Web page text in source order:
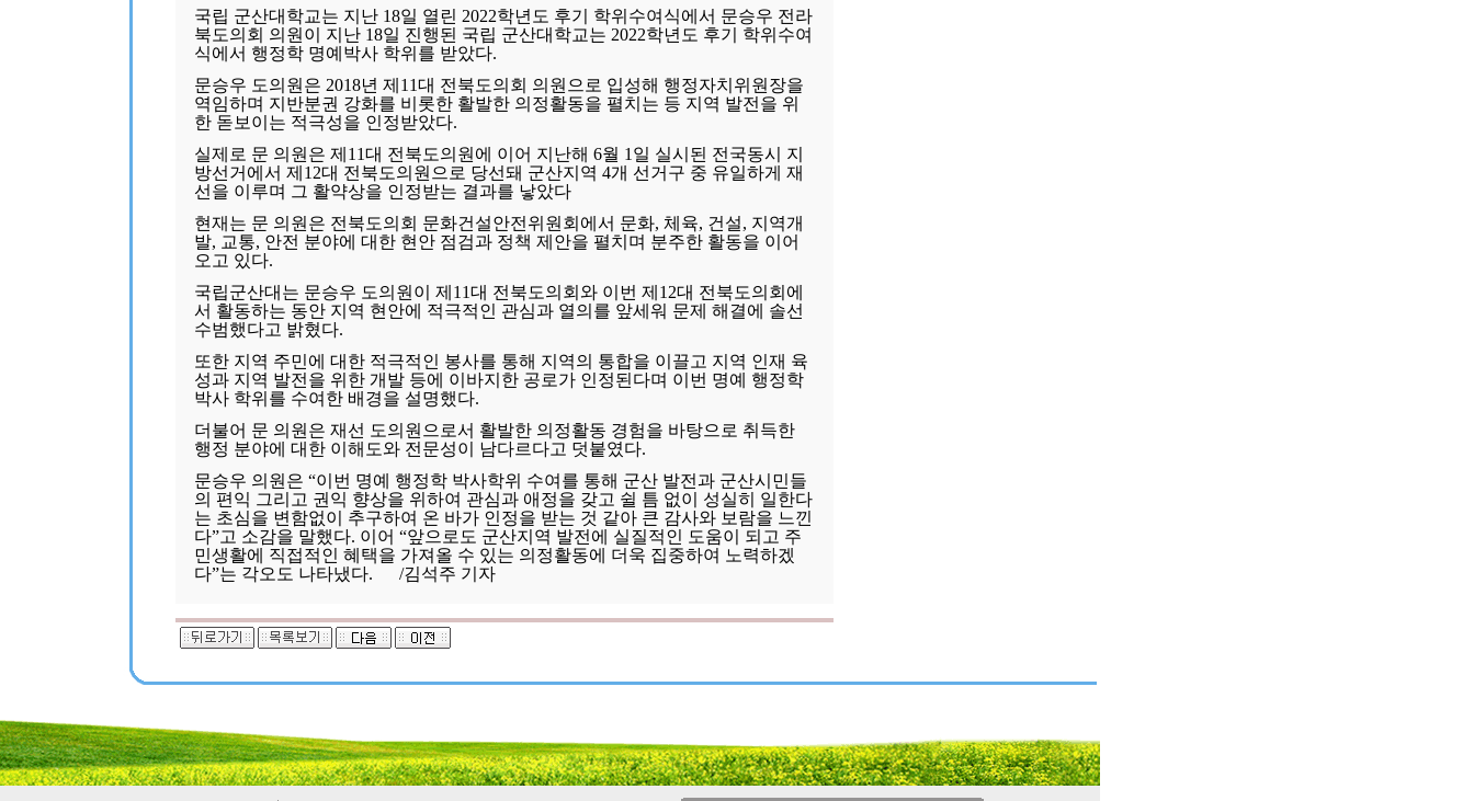
국립 군산대학교는 지난 18일 열린 2022학년도 후기 학위수여식에서 문승우 전라
북도의회 의원이 지난 18일 진행된 국립 군산대학교는 2022학년도 후기 학위수여
식에서 행정학 명예박사 학위를 받았다.
문승우 도의원은 2018년 제11대 전북도의회 의원으로 입성해 행정자치위원장을
역임하며 지반분권 강화를 비롯한 활발한 의정활동을 펼치는 등 지역 발전을 위
한 돋보이는 적극성을 인정받았다.
실제로 문 의원은 제11대 전북도의원에 이어 지난해 6월 1일 실시된 전국동시 지
방선거에서 제12대 전북도의원으로 당선돼 군산지역 4개 선거구 중 유일하게 재
선을 이루며 그 활약상을 인정받는 결과를 낳았다
현재는 문 의원은 전북도의회 문화건설안전위원회에서 문화, 체육, 건설, 지역개
발, 교통, 안전 분야에 대한 현안 점검과 정책 제안을 펼치며 분주한 활동을 이어
오고 있다.
국립군산대는 문승우 도의원이 제11대 전북도의회와 이번 제12대 전북도의회에
서 활동하는 동안 지역 현안에 적극적인 관심과 열의를 앞세워 문제 해결에 솔선
수범했다고 밝혔다.
또한 지역 주민에 대한 적극적인 봉사를 통해 지역의 통합을 이끌고 지역 인재 육
성과 지역 발전을 위한 개발 등에 이바지한 공로가 인정된다며 이번 명예 행정학
박사 학위를 수여한 배경을 설명했다.
더불어 문 의원은 재선 도의원으로서 활발한 의정활동 경험을 바탕으로 취득한
행정 분야에 대한 이해도와 전문성이 남다르다고 덧붙였다.
문승우 의원은 “이번 명예 행정학 박사학위 수여를 통해 군산 발전과 군산시민들
의 편익 그리고 권익 향상을 위하여 관심과 애정을 갖고 쉴 틈 없이 성실히 일한다
는 초심을 변함없이 추구하여 온 바가 인정을 받는 것 같아 큰 감사와 보람을 느낀
다”고 소감을 말했다. 이어 “앞으로도 군산지역 발전에 실질적인 도움이 되고 주
민생활에 직접적인 혜택을 가져올 수 있는 의정활동에 더욱 집중하여 노력하겠
다”는 각오도 나타냈다. /김석주 기자